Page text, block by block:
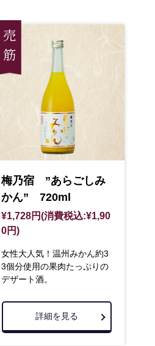
梅乃宿 ”あらごしみ
かん” 720ml
¥1,728円(消費税込:¥1,90
0円)
女性大人気！温州みかん約3
3個分使用の果肉たっぷりの
デザート酒。
詳細を見る